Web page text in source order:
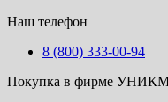
Наш телефон
8 (800) 333-00-94
Покупка в фирме